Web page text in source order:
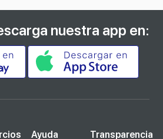
nuestra app en:
Ayuda
Transparencia